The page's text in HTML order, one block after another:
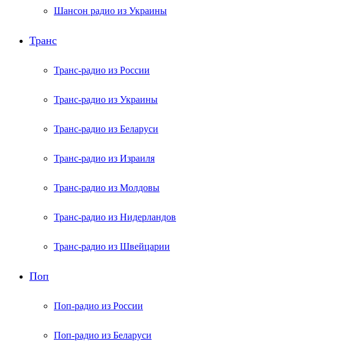
Шансон радио из Украины
Транс
Транс-радио из России
Транс-радио из Украины
Транс-радио из Беларуси
Транс-радио из Израиля
Транс-радио из Молдовы
Транс-радио из Нидерландов
Транс-радио из Швейцарии
Поп
Поп-радио из России
Поп-радио из Беларуси